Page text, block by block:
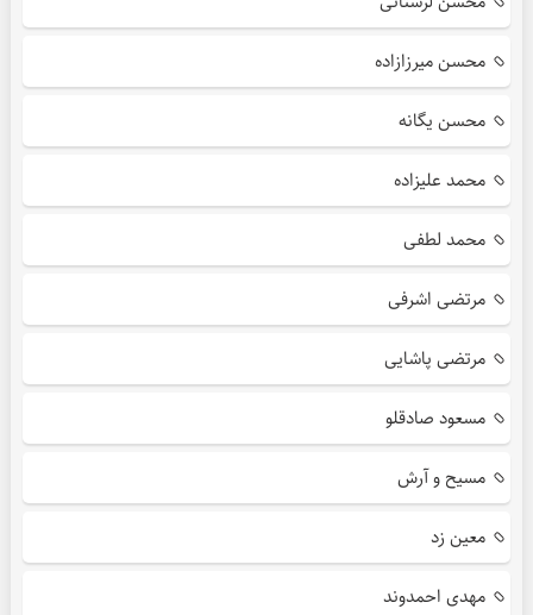
محسن میرزازاده
محسن یگانه
محمد علیزاده
محمد لطفی
مرتضی اشرفی
مرتضی پاشایی
مسعود صادقلو
مسیح و آرش
معین زد
مهدی احمدوند